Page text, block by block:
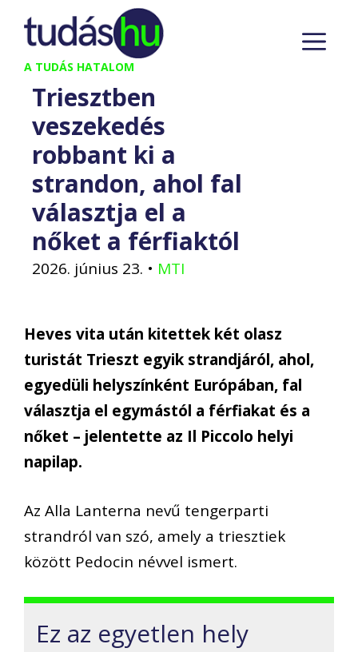
Kilépés
tartalomba
A TUDÁS HATALOM
Triesztben
veszekedés
robbant ki a
strandon, ahol fal
választja el a
nőket a férfiaktól
2026. június 23. • MTI
Heves vita után kitettek két olasz
turistát Trieszt egyik strandjáról, ahol,
egyedüli helyszínként Európában, fal
választja el egymástól a férfiakat és a
nőket – jelentette az Il Piccolo helyi
napilap.
Az Alla Lanterna nevű tengerparti
strandról van szó, amely a triesztiek
között Pedocin névvel ismert.
Ez az egyetlen hely